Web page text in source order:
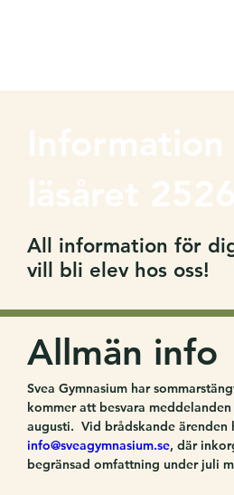
All information för
vill bli elev hos oss!
Allmän info
Svea Gymnasium har
kommer att besvara
augusti.  Vid brådskande ärenden
info@sveagymnasium.se, där
begränsad omfattning under juli